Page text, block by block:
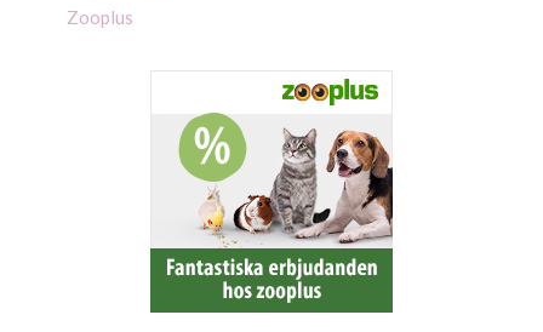
Zooplus